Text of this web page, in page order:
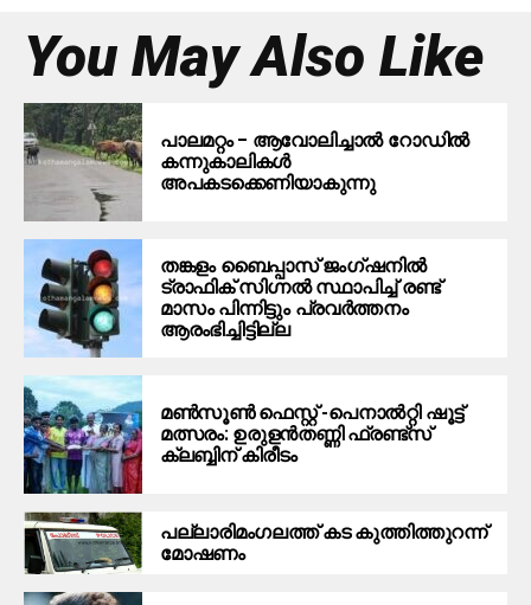
You May Also Like
പാലമറ്റം – ആവോലിച്ചാൽ റോഡിൽ
കന്നുകാലികൾ
അപകടക്കെണിയാകുന്നു
തങ്കളം ബൈപ്പാസ് ജംഗ്ഷനിൽ
ട്രാഫിക് സിഗ്നല്‍ സ്ഥാപിച്ച് രണ്ട്
മാസം പിന്നിട്ടും പ്രവർത്തനം
ആരംഭിച്ചിട്ടില്ല
മൺസൂൺ ഫെസ്റ്റ് -പെനാൽറ്റി ഷൂട്ട്
മത്സരം: ഉരുളൻതണ്ണി ഫ്രണ്ട്സ്
ക്ലബ്ബിന് കിരീടം
പ​ല്ലാ​രി​മം​ഗ​ല​ത്ത് ക​ട കു​ത്തി​ത്തുറ​ന്ന്
മോ​ഷ​ണം